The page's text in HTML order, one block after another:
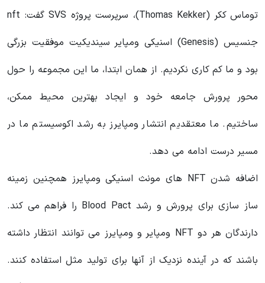
توماس ککر (Thomas Kekker)، سرپرست پروژه SVS گفت: nft
جنسیس (Genesis) اسنیکی ومپایر سیندیکیت موفقیت بزرگی
بود و ما کم کاری نکردیم. از همان ابتدا، ما این مجموعه را حول
محور پرورش جامعه خود و ایجاد بهترین محیط ممکن،
ساختیم. ما معتقدیم انتشار ومپایرز به رشد اکوسیستم ما در
مسیر درست ادامه می‌ دهد.
اضافه شدن NFT های مونث اسنیکی ومپایرز همچنین زمینه
ساز سازی برای پرورش و رشد Blood Pact را فراهم می کند.
دارندگان هر دو NFT ومپایر و ومپایرز می توانند انتظار داشته
باشند که در آینده نزدیک از آنها برای تولید مثل استفاده کنند.